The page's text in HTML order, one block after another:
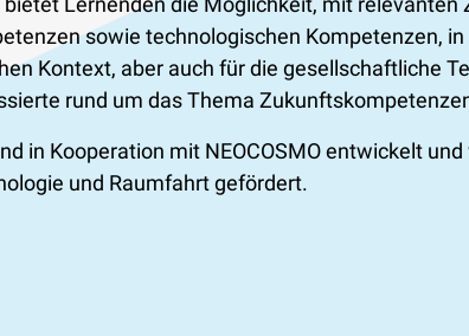
sowie technologischen Kompetenzen,
Kontext, aber auch für die gesellschaftliche
rund um das Thema
in Kooperation mit NEOCOSMO entwickelt
und Raumfahrt gefördert.